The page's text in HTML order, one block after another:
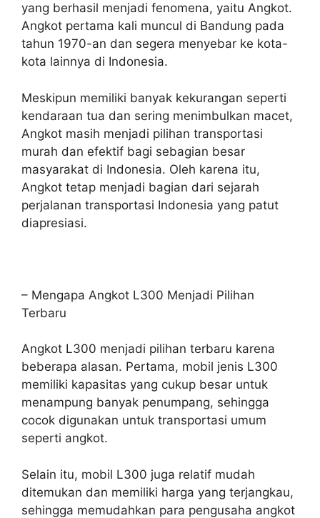
yang berhasil menjadi fenomena, yaitu Angkot.
Angkot pertama kali muncul di Bandung pada
tahun 1970-an dan segera menyebar ke kota-
kota lainnya di Indonesia.
Meskipun memiliki banyak kekurangan seperti
kendaraan tua dan sering menimbulkan macet,
Angkot masih menjadi pilihan transportasi
murah dan efektif bagi sebagian besar
masyarakat di Indonesia. Oleh karena itu,
Angkot tetap menjadi bagian dari sejarah
perjalanan transportasi Indonesia yang patut
diapresiasi.
– Mengapa Angkot L300 Menjadi Pilihan
Terbaru
Angkot L300 menjadi pilihan terbaru karena
beberapa alasan. Pertama, mobil jenis L300
memiliki kapasitas yang cukup besar untuk
menampung banyak penumpang, sehingga
cocok digunakan untuk transportasi umum
seperti angkot.
Selain itu, mobil L300 juga relatif mudah
ditemukan dan memiliki harga yang terjangkau,
sehingga memudahkan para pengusaha angkot